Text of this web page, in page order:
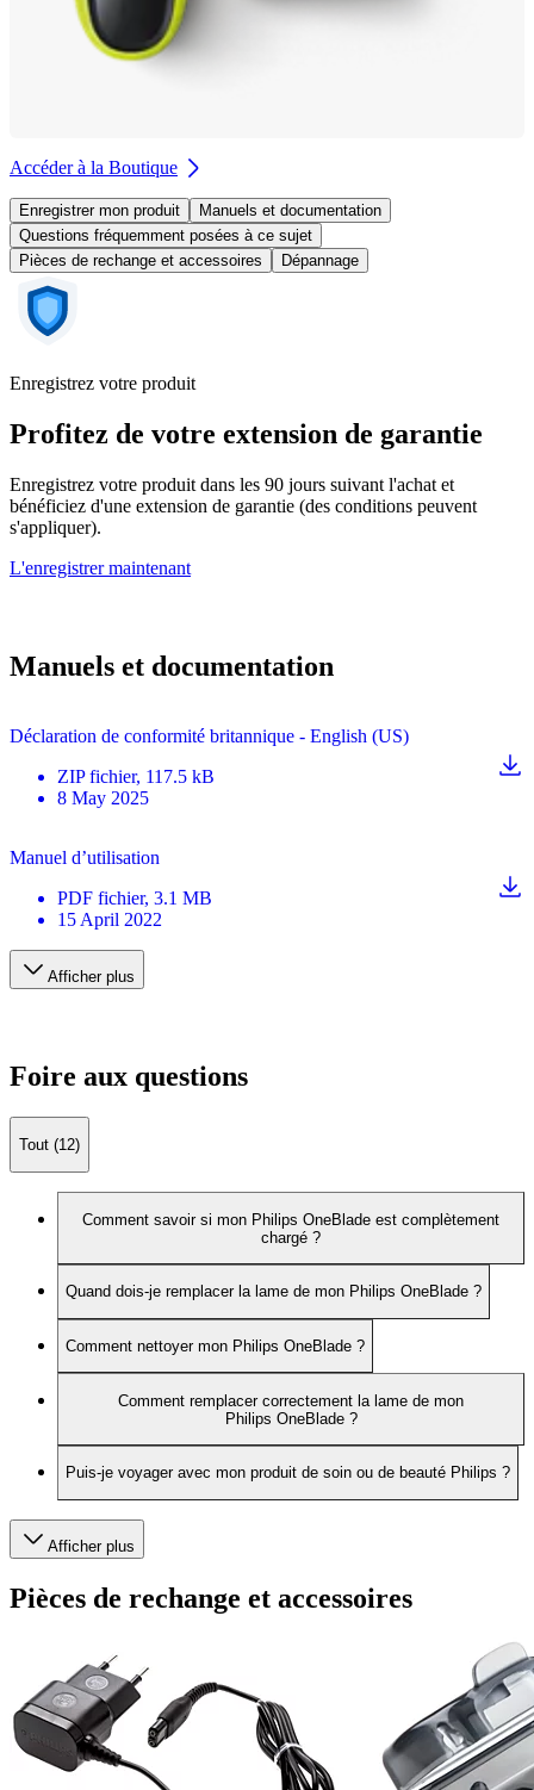
Accéder à la Boutique
Enregistrer mon produit
Manuels et documentation
Questions fréquemment posées à ce sujet
Pièces de rechange et accessoires
Dépannage
Enregistrez votre produit
Profitez de votre extension de garantie
Enregistrez votre produit dans les 90 jours suivant l'achat et
bénéficiez d'une extension de garantie (des conditions peuvent
s'appliquer).
L'enregistrer maintenant
Manuels et documentation
Déclaration de conformité britannique - English (US)
ZIP fichier, 117.5 kB
8 May 2025
Manuel d’utilisation
PDF fichier, 3.1 MB
15 April 2022
Afficher plus
Foire aux questions
Tout (12)
Comment savoir si mon Philips OneBlade est complètement
chargé ?
Quand dois-je remplacer la lame de mon Philips OneBlade ?
Comment nettoyer mon Philips OneBlade ?
Comment remplacer correctement la lame de mon
Philips OneBlade ?
Puis-je voyager avec mon produit de soin ou de beauté Philips ?
Afficher plus
Pièces de rechange et accessoires